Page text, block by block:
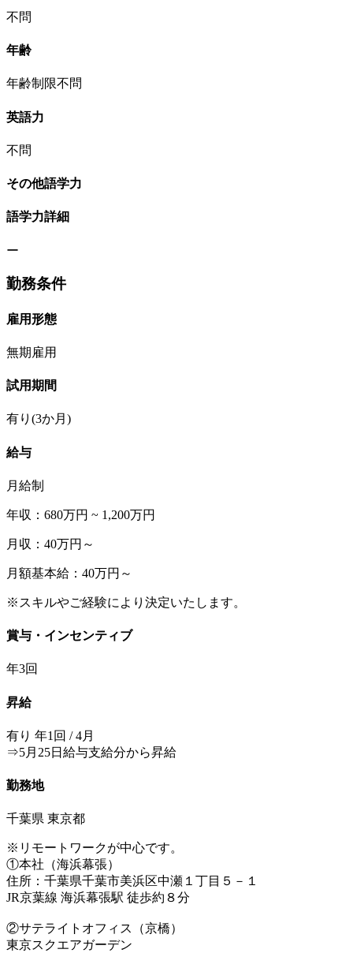
不問
年齢
年齢制限不問
英語力
不問
その他語学力
語学力詳細
ー
勤務条件
雇用形態
無期雇用
試用期間
有り(3か月)
給与
月給制
年収：680万円 ~ 1,200万円
月収：40万円～
月額基本給：40万円～
※スキルやご経験により決定いたします。
賞与・インセンティブ
年3回
昇給
有り 年1回 / 4月
⇒5月25日給与支給分から昇給
勤務地
千葉県 東京都
※リモートワークが中心です。
①本社（海浜幕張）
住所：千葉県千葉市美浜区中瀬１丁目５－１
JR京葉線 海浜幕張駅 徒歩約８分
②サテライトオフィス（京橋）
東京スクエアガーデン